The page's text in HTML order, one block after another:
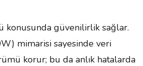
konusunda güvenilirlik sağlar.
mimarisi sayesinde veri
korur; bu da anlık hatalarda